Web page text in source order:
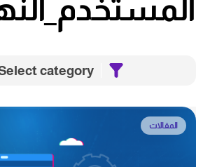
category
المقالات